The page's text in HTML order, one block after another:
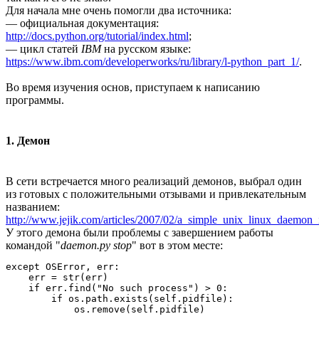
Для начала мне очень помогли два источника:
— официальная документация:
http://docs.python.org/tutorial/index.html;
— цикл статей IBMна русском языке:
https://www.ibm.com/developerworks/ru/library/l-python_part_1/.
Во время изучения основ, приступаем к написанию
программы.
1. Демон
В сети встречается много реализаций демонов, выбрал один
из готовых с положительными отзывами и привлекательным
названием:
http://www.jejik.com/articles/2007/02/
У этого демона были проблемы с завершением работы
командой "daemon.py stop" вот в этом месте:
except OSError, err:
    err = str(err)
    if err.find("No such process") > 0:
        if os.path.exists(self.pidfile):